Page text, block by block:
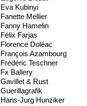
Eva Kubinyi
Fanette Mellier
Fanny Hamelin
Félix Farjas
Florence Doléac
François Azambourg
Frédéric Teschner
Fx Ballery
Gavillet & Rust
Guerillagrafik
Hans-Jurg Hunziker